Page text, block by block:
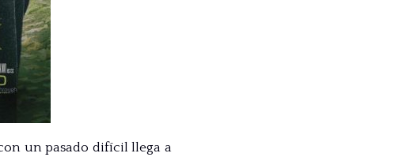
un pasado difícil llega a